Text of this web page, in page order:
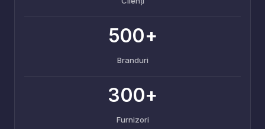
500+
Branduri
300+
Furnizori